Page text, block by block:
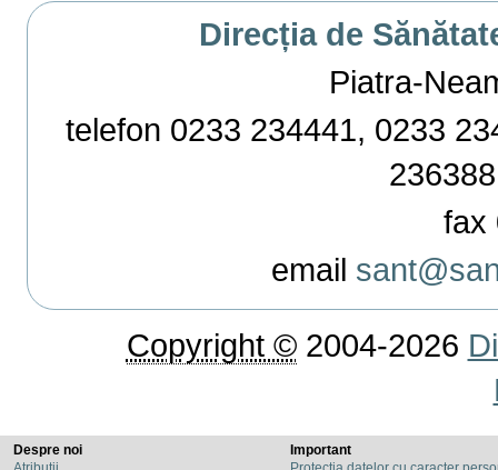
Direcția de
Piatra-
telefon 0233 234441, 0233
fax
email
Copyright ©2004-2026
Despre noi
Important